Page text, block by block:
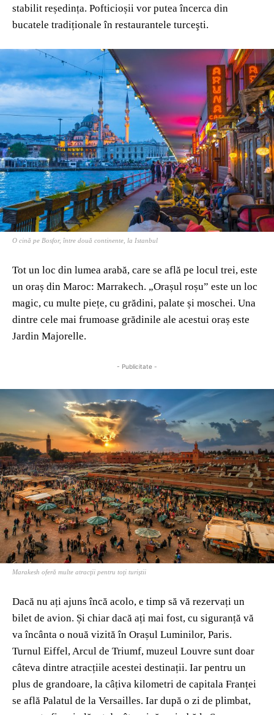
stabilit reședința. Pofticioșii vor putea încerca din
bucatele tradiționale în restaurantele turceşti.
O cină pe Bosfor, între două continente, la Istanbul
Tot un loc din lumea arabă, care se află pe locul trei, este
un oraș din Maroc: Marrakech. „Orașul roșu” este un loc
magic, cu multe piețe, cu grădini, palate și moschei. Una
dintre cele mai frumoase grădinile ale acestui oraș este
Jardin Majorelle.
- Publicitate -
Marakesh oferă multe atracţii pentru toţi turiştii
Dacă nu ați ajuns încă acolo, e timp să vă rezervați un
bilet de avion. Și chiar dacă ați mai fost, cu siguranță vă
va încânta o nouă vizită în Orașul Luminilor, Paris.
Turnul Eiffel, Arcul de Triumf, muzeul Louvre sunt doar
câteva dintre atracțiile acestei destinații. Iar pentru un
plus de grandoare, la câțiva kilometri de capitala Franței
se află Palatul de la Versailles. Iar după o zi de plimbat,